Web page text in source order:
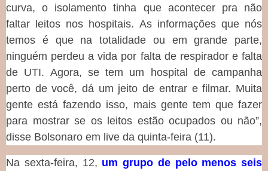
curva, o isolamento tinha que acontecer pra não
faltar leitos nos hospitais. As informações que nós
temos é que na totalidade ou em grande parte,
ninguém perdeu a vida por falta de respirador e falta
de UTI. Agora, se tem um hospital de campanha
perto de você, dá um jeito de entrar e filmar. Muita
gente está fazendo isso, mais gente tem que fazer
para mostrar se os leitos estão ocupados ou não”,
disse Bolsonaro em live da quinta-feira (11).
Na sexta-feira, 12, um grupo de pelo menos seis